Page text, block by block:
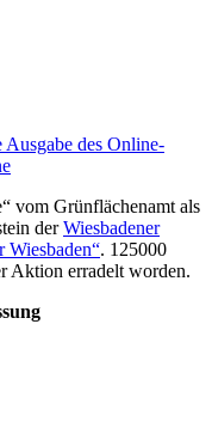
des Online-
vom Grünflächenamt als
derWiesbadener
Wiesbaden“. 125000
Aktion erradelt worden.